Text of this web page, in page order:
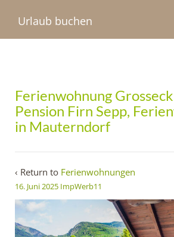
Urlaub buchen
Ferienwohnung
Pension Firn Sepp,
in Mauterndorf
‹ Return to Ferienwohnungen
16. Juni 2025 ImpWerb11